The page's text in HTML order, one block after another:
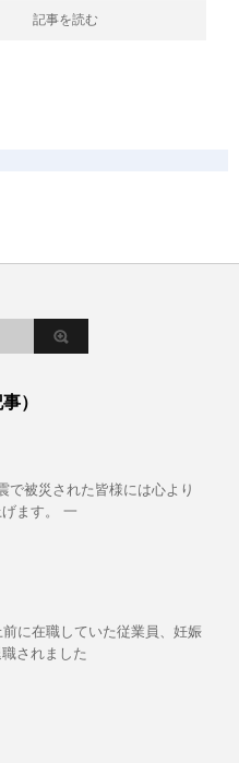
記事を読む
）
で被災された皆様には心より
ます。 一
に在職していた従業員、妊娠
されました